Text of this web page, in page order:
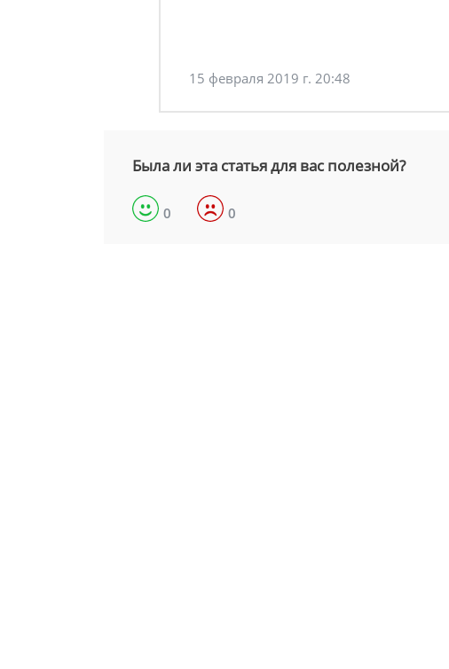
15 февраля 2019 г. 20:48
Была ли эта статья для вас полезной?
0 0